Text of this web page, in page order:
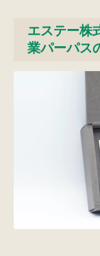
エステー株
業パーパス